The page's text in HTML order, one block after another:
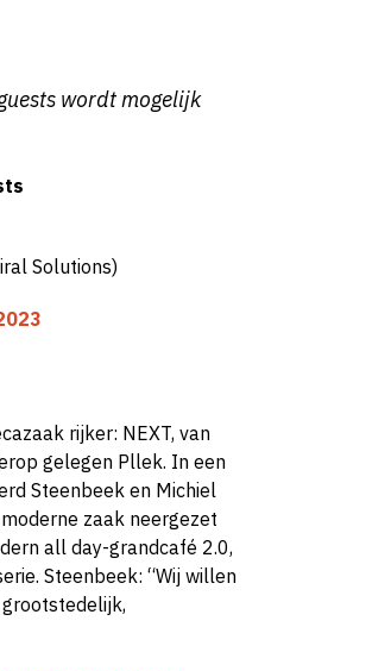
wordt mogelijk
Solutions)
rijker: NEXT, van
gelegen Pllek. In een
Steenbeek en Michiel
zaak neergezet
all day-grandcafé 2.0,
Steenbeek: “Wij willen